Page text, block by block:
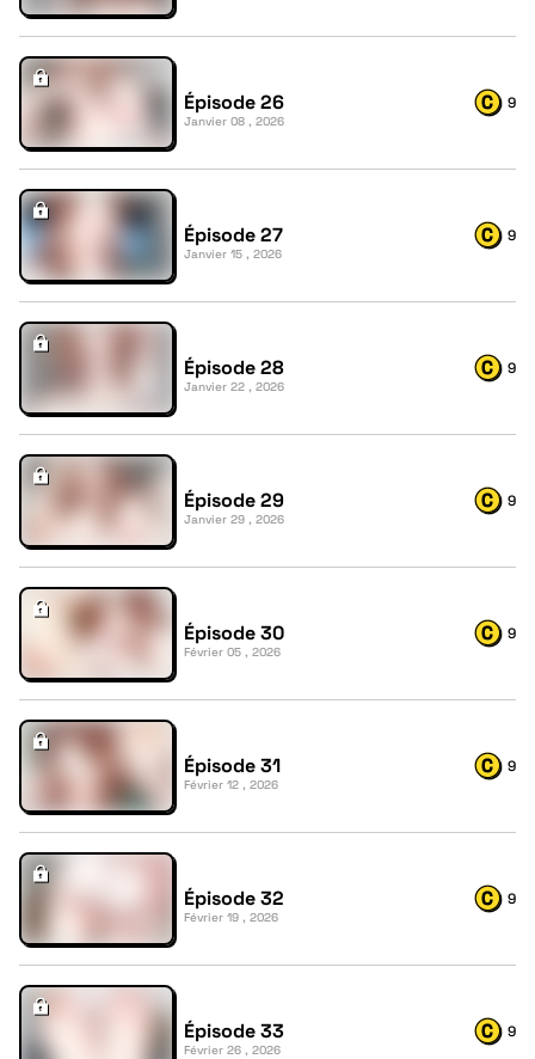
Épisode 26
Janvier 08 , 2026
9
Épisode 27
Janvier 15 , 2026
9
Épisode 28
Janvier 22 , 2026
9
Épisode 29
Janvier 29 , 2026
9
Épisode 30
Février 05 , 2026
9
Épisode 31
Février 12 , 2026
9
Épisode 32
Février 19 , 2026
9
Épisode 33
Février 26 , 2026
9